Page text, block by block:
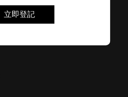
立即登記